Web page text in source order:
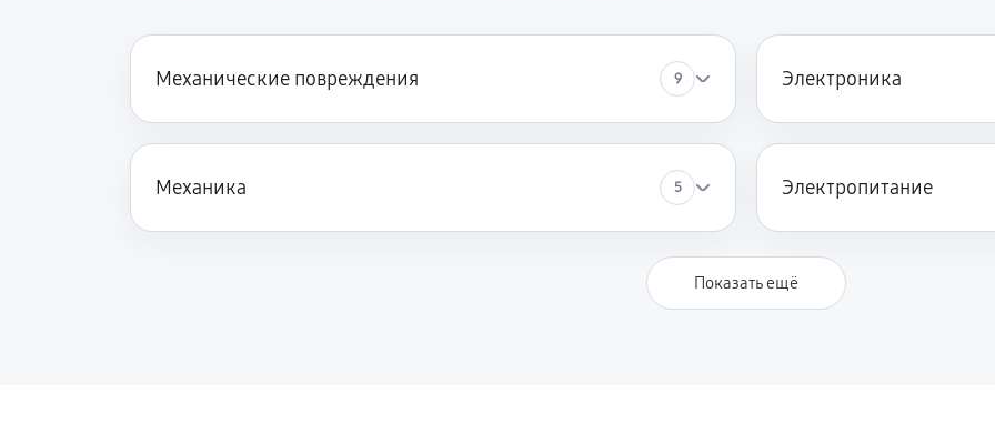
Механические повреждения 9 Электроника
Механика 5 Электропитание
Показать ещё